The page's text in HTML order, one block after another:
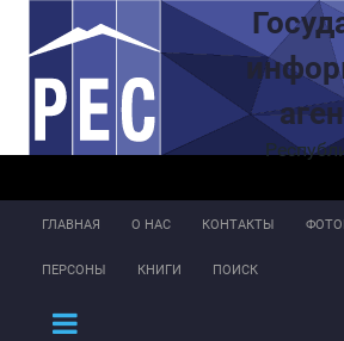
Перейти к основному содержанию
ГЛАВНАЯ О НАС КОНТАКТЫ
ПЕРСОНЫ КНИГИ ПОИСК